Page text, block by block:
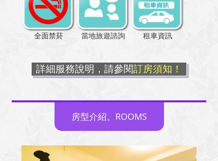
全面禁菸 當地旅遊諮詢 租車資訊
詳細服務說明，請參閱訂房須知！
房型介紹。ROOMS